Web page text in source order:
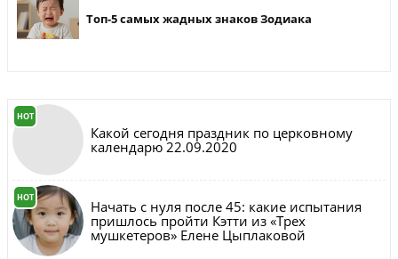
Топ-5 самых жадных знаков Зодиака
HOT
Какой сегодня праздник по церковному
календарю 22.09.2020
HOT
Начать с нуля после 45: какие испытания
пришлось пройти Кэтти из «Трех
мушкетеров» Елене Цыплаковой